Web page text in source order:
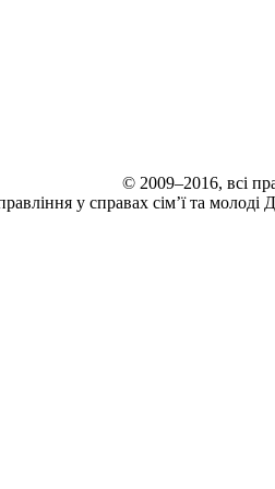
© 2009–2016, всі
у справах сім’ї та молоді